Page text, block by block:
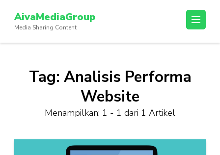
konten
(Tekan
AivaMediaGroup
Media Sharing Content
Tag: Analisis Performa
Website
Menampilkan: 1 - 1 dari 1 Artikel